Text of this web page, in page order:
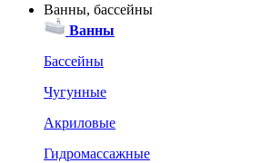
Ванны, бассейны
Ванны
Бассейны
Чугунные
Акриловые
Гидромассажные